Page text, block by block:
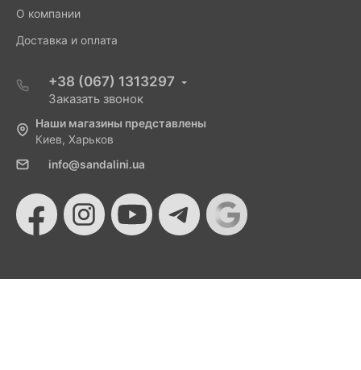
О компании
Доставка и оплата
+38 (067) 1313297
Заказать звонок
Наши магазины представлены
Киев, Харьков
info@sandalini.ua